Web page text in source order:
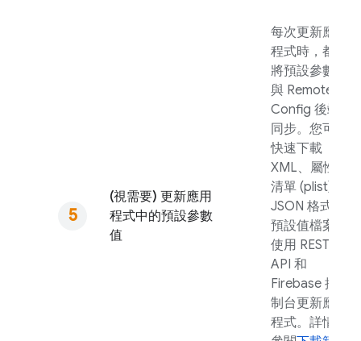
(視需要) 更新應用
程式中的預設參數
值
每次更新應用
程式時，都應
將預設參數值
與 Remote
Config 後端
同步。您可以
快速下載
XML、屬性
清單 (plist) 或
JSON 格式的
預設值檔案，
使用 REST
API 和
Firebase 控
制台更新應用
程式。詳情請